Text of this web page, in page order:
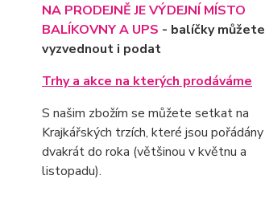
NA PRODEJNĚ JE VÝDEJNÍ MÍSTO
BALÍKOVNY A UPS - balíčky můžete
vyzvednout i podat
Trhy a akce na kterých prodáváme
S našim zbožím se můžete setkat na
Krajkářských trzích, které jsou pořádány
dvakrát do roka (většinou v květnu a
listopadu).